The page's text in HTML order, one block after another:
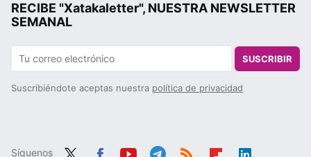
RECIBE "Xatakaletter", NUESTRA NEWSLETTER
SEMANAL
SUSCRIBIR
Suscribiéndote aceptas nuestra política de privacidad
Síguenos